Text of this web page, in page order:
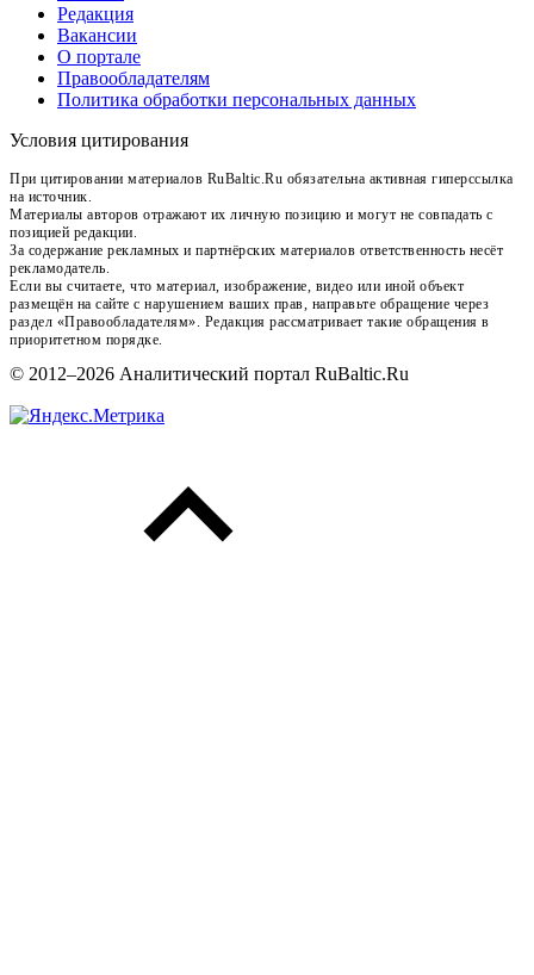
Редакция
Вакансии
О портале
Правообладателям
Политика обработки персональных данных
Условия цитирования
При цитировании материалов RuBaltic.Ru обязательна активная гиперссылка
на источник.
Материалы авторов отражают их личную позицию и могут не совпадать с
позицией редакции.
За содержание рекламных и партнёрских материалов ответственность несёт
рекламодатель.
Если вы считаете, что материал, изображение, видео или иной объект
размещён на сайте с нарушением ваших прав, направьте обращение через
раздел «Правообладателям». Редакция рассматривает такие обращения в
приоритетном порядке.
© 2012–2026 Аналитический портал RuBaltic.Ru